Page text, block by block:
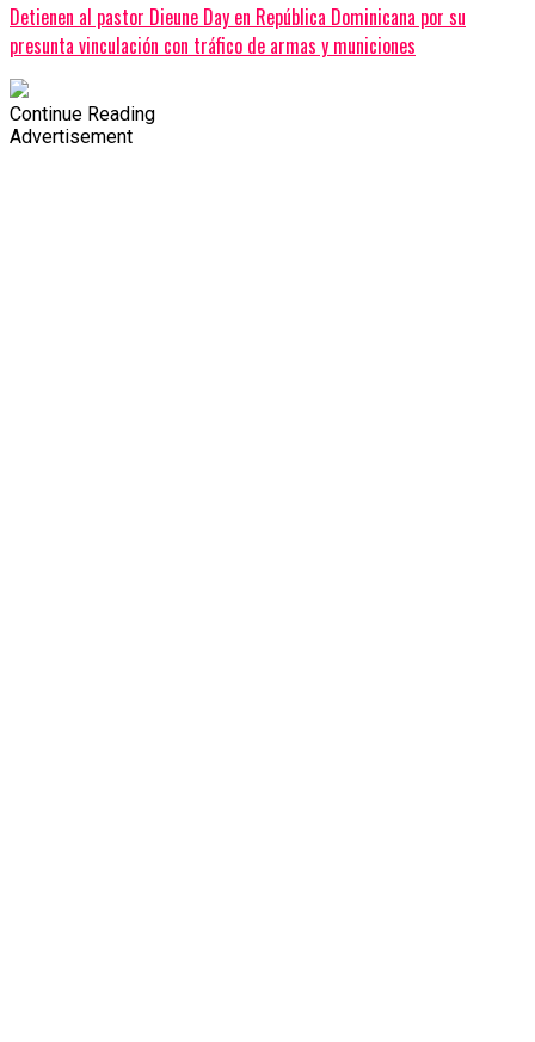
Detienen al pastor Dieune Day en República Dominicana por su
presunta vinculación con tráfico de armas y municiones
Continue Reading
Advertisement